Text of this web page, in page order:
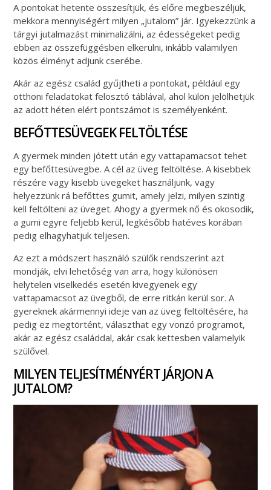
A pontokat hetente összesítjük, és előre megbeszéljük,
mekkora mennyiségért milyen „jutalom” jár. Igyekezzünk a
tárgyi jutalmazást minimalizálni, az édességeket pedig
ebben az összefüggésben elkerülni, inkább valamilyen
közös élményt adjunk cserébe.
Akár az egész család gyűjtheti a pontokat, például egy
otthoni feladatokat felosztó táblával, ahol külön jelölhetjük
az adott héten elért pontszámot is személyenként.
BEFŐTTESÜVEGEK FELTÖLTÉSE
A gyermek minden jótett után egy vattapamacsot tehet
egy befőttesüvegbe. A cél az üveg feltöltése. A kisebbek
részére vagy kisebb üvegeket használjunk, vagy
helyezzünk rá befőttes gumit, amely jelzi, milyen szintig
kell feltölteni az üveget. Ahogy a gyermek nő és okosodik,
a gumi egyre feljebb kerül, legkésőbb hatéves korában
pedig elhagyhatjuk teljesen.
Az ezt a módszert használó szülők rendszerint azt
mondják, elvi lehetőség van arra, hogy különösen
helytelen viselkedés esetén kivegyenek egy
vattapamacsot az üvegből, de erre ritkán kerül sor. A
gyereknek akármennyi ideje van az üveg feltöltésére, ha
pedig ez megtörtént, választhat egy vonzó programot,
akár az egész családdal, akár csak kettesben valamelyik
szülővel.
MILYEN TELJESÍTMÉNYÉRT JÁRJON A
JUTALOM?